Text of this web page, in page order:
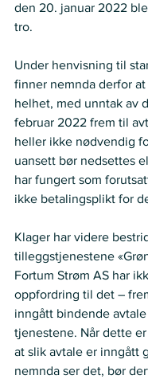
den 20. januar 2022
tro.
Under henvisning til
finner nemnda derfor
helhet, med unntak av
februar 2022 frem til
heller ikke nødvendig
uansett bør nedsettes
har fungert som
ikke betalingsplikt for
Klager har videre
tilleggstjenestene
Fortum Strøm AS har
oppfordring til det –
inngått bindende
tjenestene. Når dette
at slik avtale er inngått
nemnda ser det, bør